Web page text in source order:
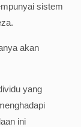
sistem
akan
yang
ini